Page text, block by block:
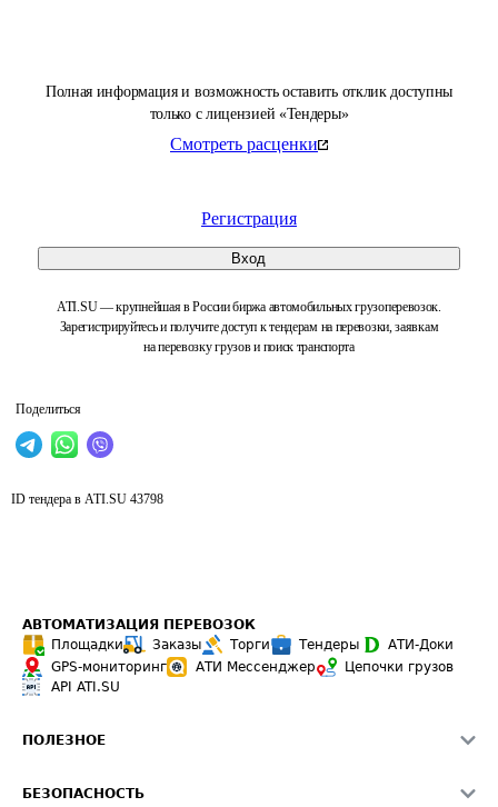
Полная информация и возможность оставить отклик доступны
только с лицензией «Тендеры»
Смотреть расценки
Регистрация
Вход
ATI.SU — крупнейшая в России биржа автомобильных грузоперевозок.
Зарегистрируйтесь и получите доступ к тендерам на перевозки, заявкам
на перевозку грузов и поиск транспорта
Поделиться
ID тендера в ATI.SU 43798
АВТОМАТИЗАЦИЯ ПЕРЕВОЗОК
Площадки
Заказы Торги Тендеры
АТИ-Доки
GPS-мониторинг
АТИ Мессенджер
Цепочки грузов
API ATI.SU
ПОЛЕЗНОЕ
БЕЗОПАСНОСТЬ